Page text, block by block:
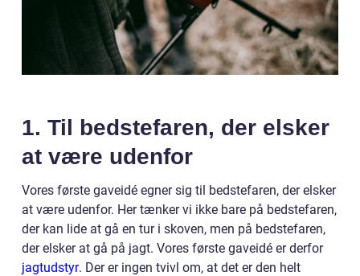
1. Til bedstefaren, der elsker
at være udenfor
Vores første gaveidé egner sig til bedstefaren, der elsker
at være udenfor. Her tænker vi ikke bare på bedstefaren,
der kan lide at gå en tur i skoven, men på bedstefaren,
der elsker at gå på jagt. Vores første gaveidé er derfor
jagtudstyr. Der er ingen tvivl om, at det er den helt